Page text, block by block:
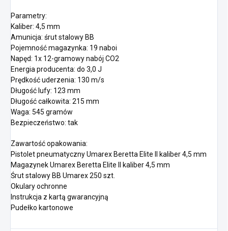
Parametry:
Kaliber: 4,5 mm
Amunicja: śrut stalowy BB
Pojemność magazynka: 19 naboi
Napęd: 1x 12-gramowy nabój CO2
Energia producenta: do 3,0 J
Prędkość uderzenia: 130 m/s
Długość lufy: 123 mm
Długość całkowita: 215 mm
Waga: 545 gramów
Bezpieczeństwo: tak
Zawartość opakowania:
Pistolet pneumatyczny Umarex Beretta Elite II kaliber 4,5 mm
Magazynek Umarex Beretta Elite II kaliber 4,5 mm
Śrut stalowy BB Umarex 250 szt.
Okulary ochronne
Instrukcja z kartą gwarancyjną
Pudełko kartonowe